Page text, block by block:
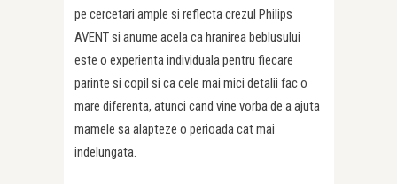
pe cercetari ample si reflecta crezul Philips
AVENT si anume acela ca hranirea beblusului
este o experienta individuala pentru fiecare
parinte si copil si ca cele mai mici detalii fac o
mare diferenta, atunci cand vine vorba de a ajuta
mamele sa alapteze o perioada cat mai
indelungata.